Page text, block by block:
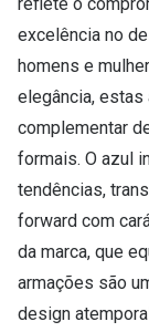
excelência no
homens e
elegância,
complementar
formais. O azul
tendências,
forward com
da marca, que
armações são
design